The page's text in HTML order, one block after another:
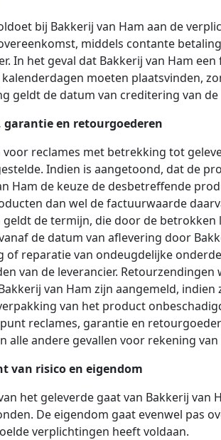
bij Bakkerij van Ham aan de
middels contante
In het geval dat Bakkerij van Ham
moeten plaatsvinden,
geldt de datum van creditering van
garantie en retourgoederen
voor reclames met betrekking tot
Indien is aangetoond, dat de
Ham de keuze de desbetreffende
dan wel de factuurwaarde
de termijn, die door de
de datum van aflevering door
of reparatie van ondeugdelijke
van de leverancier.
van Ham zijn aangemeld,
van het product
reclames, garantie en
alle andere gevallen voor rekening
van risico en eigendom
het geleverde gaat van Bakkerij
De eigendom gaat evenwel pas
verplichtingen heeft voldaan.